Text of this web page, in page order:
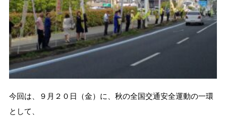
今回は、９月２０日（金）に、秋の全国交通安全運動の一環
として、